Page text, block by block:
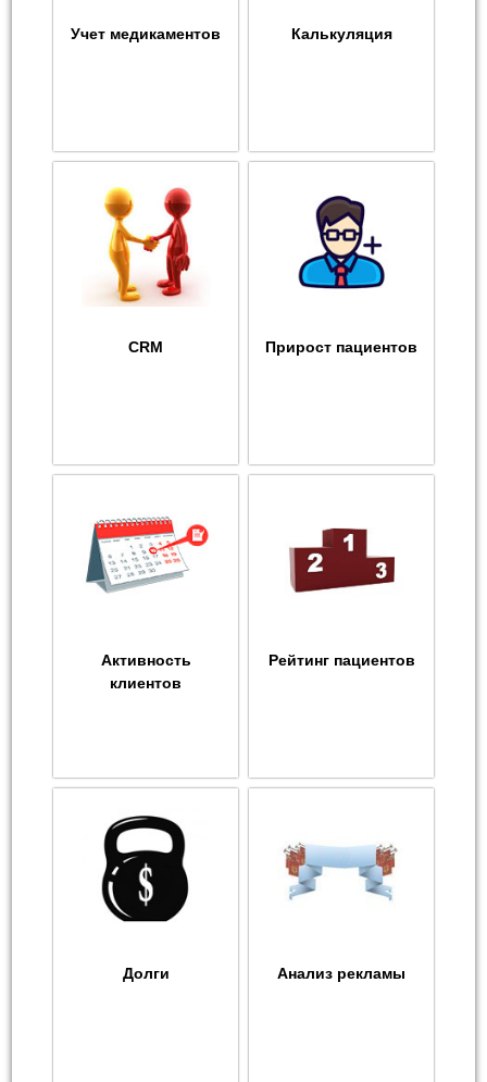
Учет медикаментов Калькуляция
CRM Прирост пациентов
Активность
клиентов
Рейтинг пациентов
Долги Анализ рекламы